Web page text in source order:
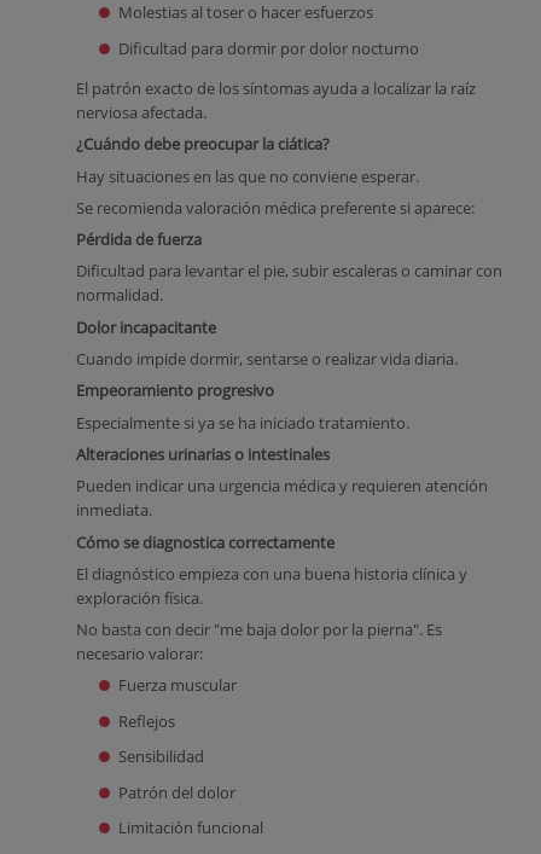
Molestias al toser o hacer esfuerzos
Dificultad para dormir por dolor nocturno
El patrón exacto de los síntomas ayuda a localizar la raíz
nerviosa afectada.
¿Cuándo debe preocupar la ciática?
Hay situaciones en las que no conviene esperar.
Se recomienda valoración médica preferente si aparece:
Pérdida de fuerza
Dificultad para levantar el pie, subir escaleras o caminar con
normalidad.
Dolor incapacitante
Cuando impide dormir, sentarse o realizar vida diaria.
Empeoramiento progresivo
Especialmente si ya se ha iniciado tratamiento.
Alteraciones urinarias o intestinales
Pueden indicar una urgencia médica y requieren atención
inmediata.
Cómo se diagnostica correctamente
El diagnóstico empieza con una buena historia clínica y
exploración física.
No basta con decir "me baja dolor por la pierna". Es
necesario valorar:
Fuerza muscular
Reflejos
Sensibilidad
Patrón del dolor
Limitación funcional